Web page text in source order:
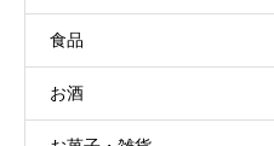
食品
お酒